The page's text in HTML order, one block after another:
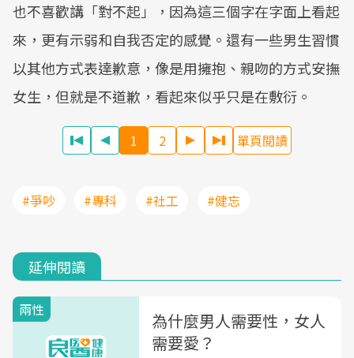
也不喜歡講「對不起」，因為這三個字在字面上看起
來，更有示弱和自我否定的感覺。還有一些男生習慣
以其他方式表達歉意，像是用擁抱、親吻的方式安撫
女生，但就是不道歉，看起來似乎只是在敷衍。
1 2 單頁閱讀
#爭吵 #專科 #社工 #健忘
延伸閱讀
兩性
為什麼男人需要性，女人
需要愛？